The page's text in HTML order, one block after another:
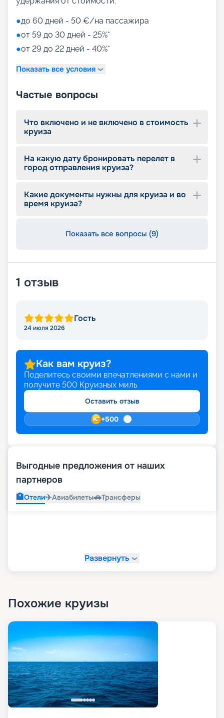
●до 60 дней - 50 €/на пассажира
●от 59 до 30 дней - 25%*
●от 29 до 22 дней - 40%*
Показать все условия
Частые вопросы
Что включено и не включено в стоимость
круиза
На какую дату бронировать перелет в
город отправления круиза?
Какие документы нужны для круиза и во
время круиза?
Показать все вопросы (9)
1 отзыв
Гость
24 июля 2026
Как вам круиз?
Поделитесь своими впечатлениями с нами и
получите 500 Круизных миль
Оставить отзыв
+500
Выгодные предложения от наших
партнеров
🏨Отели✈️Авиабилеты🚗Трансферы
Развернуть
Похожие круизы